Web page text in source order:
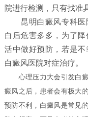
院进行检测，只有找准
昆明白癜风专科医
白后危害多多，为了
活中做好预防，若是
白癜风医院对症治疗。
心理压力大会引发白
癜风之后，患者会有极大
预防不利，白癜风是常见